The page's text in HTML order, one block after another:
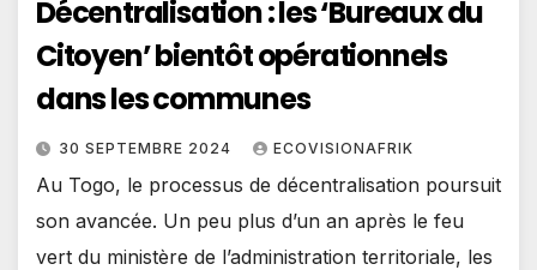
Décentralisation : les ‘Bureaux du
Citoyen’ bientôt opérationnels
dans les communes
30 SEPTEMBRE 2024 ECOVISIONAFRIK
Au Togo, le processus de décentralisation poursuit
son avancée. Un peu plus d’un an après le feu
vert du ministère de l’administration territoriale, les